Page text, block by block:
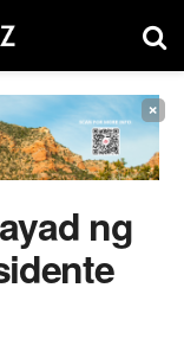
×
ng